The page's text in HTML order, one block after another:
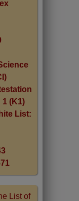
(K1)
List:
List of